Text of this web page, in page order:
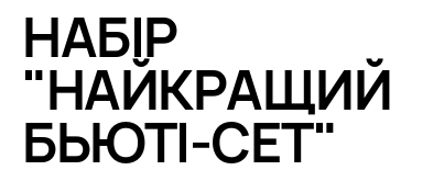
НАБІР
"НАЙКРАЩИЙ
БЬЮТІ-СЕТ"